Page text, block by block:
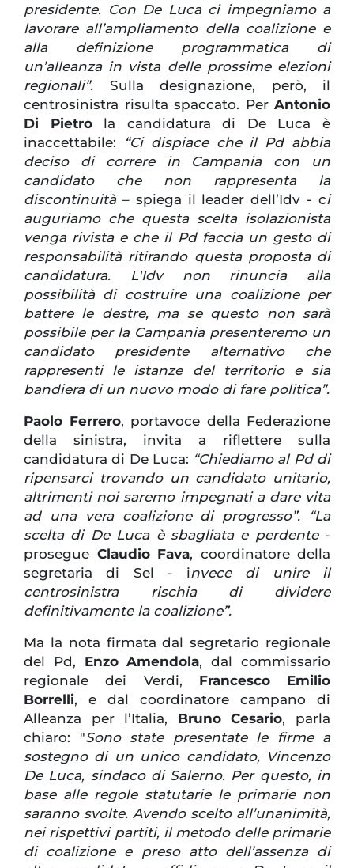
presidente. Con De Luca ci impegniamo a
lavorare all’ampliamento della coalizione e
alla definizione programmatica di
un’alleanza in vista delle prossime elezioni
regionali”. Sulla designazione, però, il
centrosinistra risulta spaccato. Per Antonio
Di Pietrola candidatura di De Luca è
inaccettabile:
“Ci dispiace che il Pd abbia
deciso di correre in Campania con un
candidato che non rappresenta la
discontinuità– spiega il leader dell’Idv - ci
auguriamo che questa scelta isolazionista
venga rivista e che il Pd faccia un gesto di
responsabilità ritirando questa proposta di
candidatura. L'Idv non rinuncia alla
possibilità di costruire una coalizione per
battere le destre, ma se questo non sarà
possibile per la Campania presenteremo un
candidato presidente alternativo che
rappresenti le istanze del territorio e sia
bandiera di un nuovo modo di fare politica”.
Paolo Ferrero, portavoce della Federazione
della sinistra, invita a riflettere sulla
candidatura di De Luca: “Chiediamo al Pd di
ripensarci trovando un candidato unitario,
altrimenti noi saremo impegnati a dare vita
ad una vera coalizione di progresso”. “La
scelta di De Luca è sbagliata e perdente-
prosegue Claudio Fava, coordinatore della
segretaria di Sel - invece di unire il
centrosinistra rischia di dividere
definitivamente la coalizione”.
Ma la nota firmata dal segretario regionale
del Pd, Enzo Amendola, dal commissario
regionale dei Verdi, Francesco Emilio
Borrelli, e dal coordinatore campano di
Alleanza per l’Italia, Bruno Cesario, parla
chiaro: "Sono state presentate le firme a
sostegno di un unico candidato, Vincenzo
De Luca, sindaco di Salerno. Per questo, in
base alle regole statutarie le primarie non
saranno svolte. Avendo scelto all’unanimità,
nei rispettivi partiti, il metodo delle primarie
di coalizione e preso atto dell’assenza di